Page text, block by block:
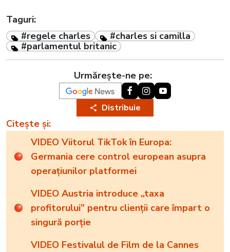
Taguri:
#regele charles
#charles si camilla
#parlamentul britanic
Urmărește-ne pe:
Distribuie
Citește și:
VIDEO Viitorul TikTok în Europa:
Germania cere control european asupra
operațiunilor platformei
VIDEO Austria introduce „taxa
profitorului” pentru clienții care împart o
singură porție
VIDEO Festivalul de Film de la Cannes